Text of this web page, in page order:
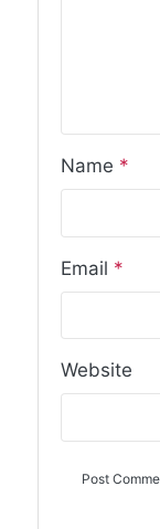
Name *
Email *
Website